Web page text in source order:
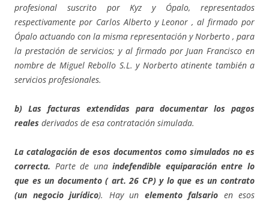
profesional suscrito por Kyz y Ópalo, representados
respectivamente por Carlos Alberto y Leonor , al firmado por
Ópalo actuando con la misma representación y Norberto , para
la prestación de servicios; y al firmado por Juan Francisco en
nombre de Miguel Rebollo S.L. y Norberto atinente también a
servicios profesionales.
b) Las facturas extendidas para documentar los pagos
reales derivados de esa contratación simulada.
La catalogación de esos documentos como simulados no es
correcta. Parte de unaindefendible equiparación entre lo
que es un documento ( art. 26 CP) y lo que es un contrato
(un negocio jurídico). Hay un elemento falsario en esos